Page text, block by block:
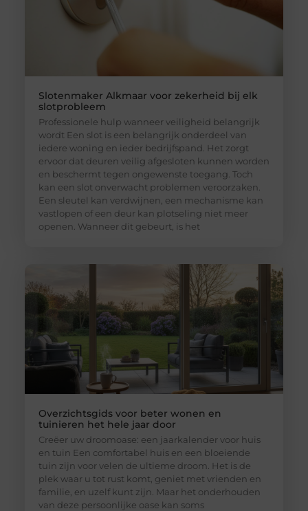
Slotenmaker Alkmaar voor zekerheid bij elk
slotprobleem
Professionele hulp wanneer veiligheid belangrijk
wordt Een slot is een belangrijk onderdeel van
iedere woning en ieder bedrijfspand. Het zorgt
ervoor dat deuren veilig afgesloten kunnen worden
en beschermt tegen ongewenste toegang. Toch
kan een slot onverwacht problemen veroorzaken.
Een sleutel kan verdwijnen, een mechanisme kan
vastlopen of een deur kan plotseling niet meer
openen. Wanneer dit gebeurt, is het
Overzichtsgids voor beter wonen en
tuinieren het hele jaar door
Creëer uw droomoase: een jaarkalender voor huis
en tuin Een comfortabel huis en een bloeiende
tuin zijn voor velen de ultieme droom. Het is de
plek waar u tot rust komt, geniet met vrienden en
familie, en uzelf kunt zijn. Maar het onderhouden
van deze persoonlijke oase kan soms